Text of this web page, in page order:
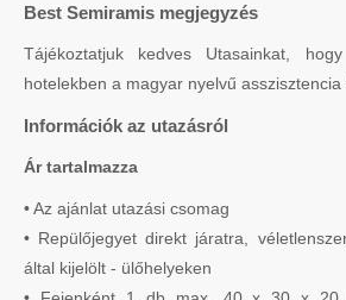
Best Semiramis megjegyzés
Tájékoztatjuk kedves Utasainkat,
hotelekben a magyar nyelvű asszisztencia
Információk az utazásról
Ár tartalmazza
• Az ajánlat utazási csomag
• Repülőjegyet direkt járatra,
által kijelölt - ülőhelyeken